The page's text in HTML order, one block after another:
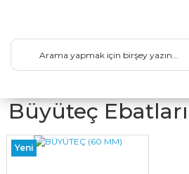
Büyüteç Ebatları
Yeni